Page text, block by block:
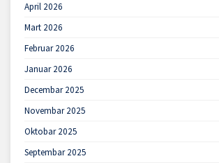
April 2026
Mart 2026
Februar 2026
Januar 2026
Decembar 2025
Novembar 2025
Oktobar 2025
Septembar 2025